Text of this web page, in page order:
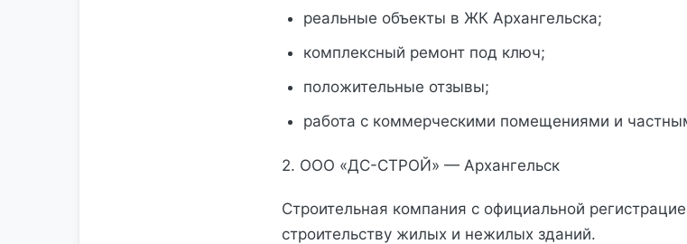
реальные объекты в ЖК Архангельска;
комплексный ремонт под ключ;
положительные отзывы;
работа с коммерческими помещениями и
2. ООО «ДС-СТРОЙ» — Архангельск
Строительная компания с официальной
строительству жилых и нежилых зданий.